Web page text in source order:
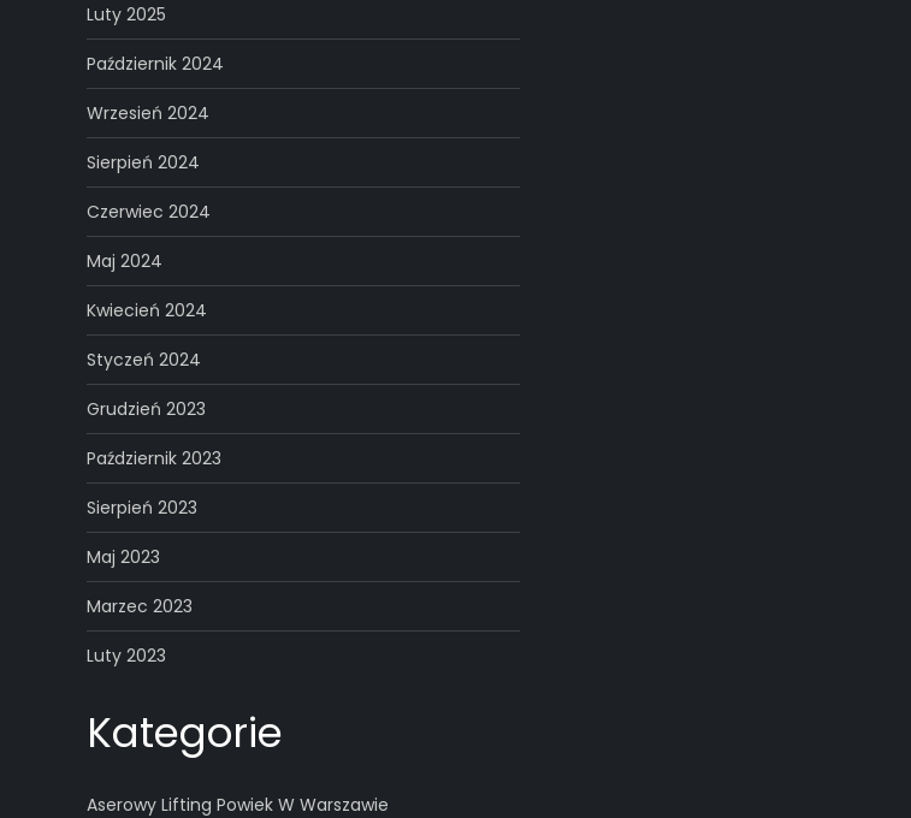
Luty 2025
Październik 2024
Wrzesień 2024
Sierpień 2024
Czerwiec 2024
Maj 2024
Kwiecień 2024
Styczeń 2024
Grudzień 2023
Październik 2023
Sierpień 2023
Maj 2023
Marzec 2023
Luty 2023
Kategorie
Aserowy Lifting Powiek W Warszawie